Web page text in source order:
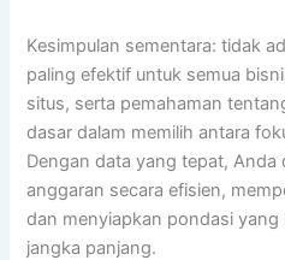
Kesimpulan sementara: tidak
paling efektif untuk semua
situs, serta pemahaman
dasar dalam memilih antara
Dengan data yang tepat, Anda
anggaran secara efisien,
dan menyiapkan pondasi
jangka panjang.